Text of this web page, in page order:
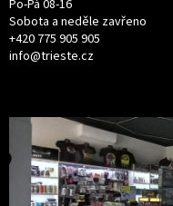
Po-Pá 08-16
Sobota a neděle zavřeno
+420 775 905 905
info@trieste.cz